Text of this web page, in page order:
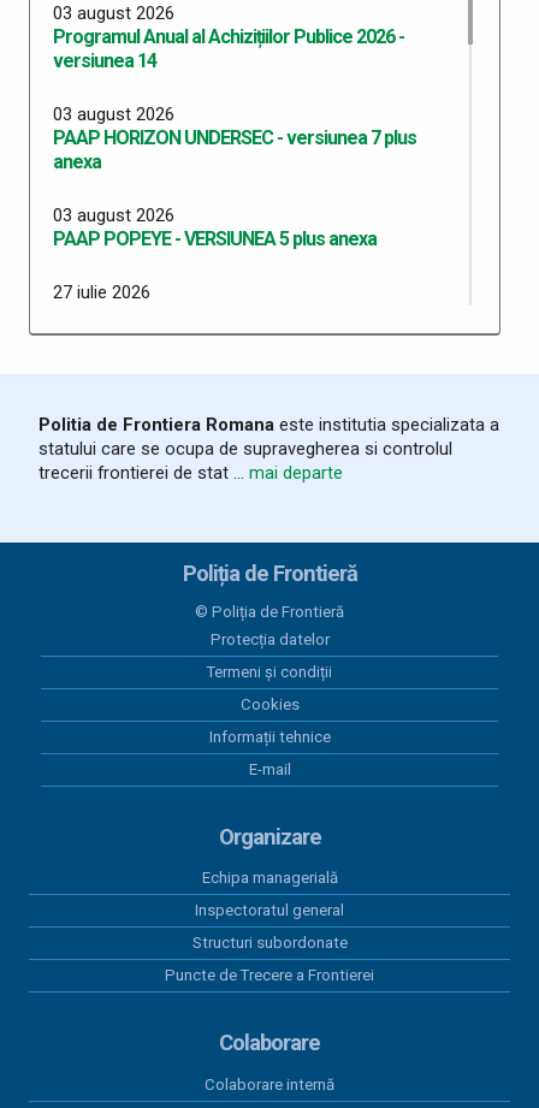
03 august 2026
Programul Anual al Achizițiilor Publice 2026 -
versiunea 14
03 august 2026
PAAP HORIZON UNDERSEC - versiunea 7 plus
anexa
03 august 2026
PAAP POPEYE - VERSIUNEA 5 plus anexa
27 iulie 2026
anexa
20 iulie 2026
PAAP RO SRB VERSIUNEA 10 plus Anexa
Programul Anual al Achizițiilor Publice 2026 -
versiunea 12
30 iunie 2026
Act adițional 8 amenajare mal Dunare Moldova-
Contract subsecvent 3 servicii asigurări auto RCA
2026
Contract subsecvent 2 servicii asigurări auto RCA
2026
Politia de Frontiera Romana este institutia specializata a
statului care se ocupa de supravegherea si controlul
trecerii frontierei de stat ... mai departe
Poliția de Frontieră
© Poliția de Frontieră
Protecția datelor
Termeni și condiții
Cookies
Informații tehnice
E-mail
Organizare
Echipa managerială
Inspectoratul general
Structuri subordonate
Puncte de Trecere a Frontierei
Colaborare
Colaborare internă